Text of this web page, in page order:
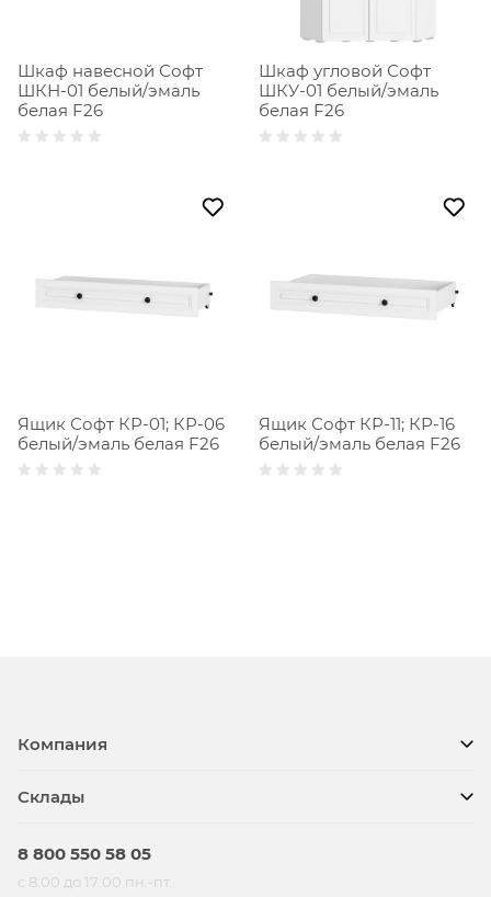
Шкаф навесной Софт
ШКН-01 белый/эмаль
белая F26
Шкаф угловой Софт
ШКУ-01 белый/эмаль
белая F26
Ящик Софт КР-01; КР-06
белый/эмаль белая F26
Ящик Софт КР-11; КР-16
белый/эмаль белая F26
Компания
Склады
8 800 550 58 05
с 8:00 до 17:00 пн.-пт.